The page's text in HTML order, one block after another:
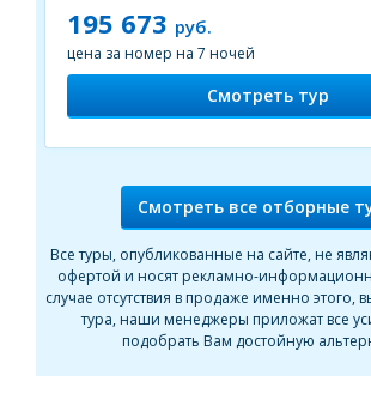
195 673 руб.
цена за номер на 7 ночей
Смотреть тур
Смотреть все отборные
Все туры, опубликованные на сайте, не
офертой и носят рекламно-
случае отсутствия в продаже именно этого,
тура, наши менеджеры приложат все
подобрать Вам достойную